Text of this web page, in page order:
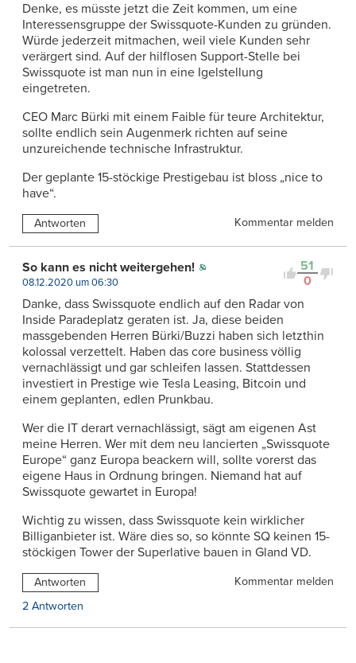
Denke, es müsste jetzt die Zeit kommen, um eine
Interessensgruppe der Swissquote-Kunden zu gründen.
Würde jederzeit mitmachen, weil viele Kunden sehr
verärgert sind. Auf der hilflosen Support-Stelle bei
Swissquote ist man nun in eine Igelstellung
eingetreten.
CEO Marc Bürki mit einem Faible für teure Architektur,
sollte endlich sein Augenmerk richten auf seine
unzureichende technische Infrastruktur.
Der geplante 15-stöckige Prestigebau ist bloss „nice to
have“.
Antworten Kommentar melden
51
0
So kann es nicht weitergehen!
08.12.2020 um 06:30
Danke, dass Swissquote endlich auf den Radar von
Inside Paradeplatz geraten ist. Ja, diese beiden
massgebenden Herren Bürki/Buzzi haben sich letzthin
kolossal verzettelt. Haben das core business völlig
vernachlässigt und gar schleifen lassen. Stattdessen
investiert in Prestige wie Tesla Leasing, Bitcoin und
einem geplanten, edlen Prunkbau.
Wer die IT derart vernachlässigt, sägt am eigenen Ast
meine Herren. Wer mit dem neu lancierten „Swissquote
Europe“ ganz Europa beackern will, sollte vorerst das
eigene Haus in Ordnung bringen. Niemand hat auf
Swissquote gewartet in Europa!
Wichtig zu wissen, dass Swissquote kein wirklicher
Billiganbieter ist. Wäre dies so, so könnte SQ keinen 15-
stöckigen Tower der Superlative bauen in Gland VD.
Antworten
Kommentar melden
2 Antworten